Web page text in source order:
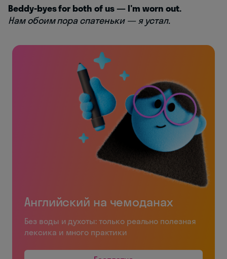
Beddy-byes for both of us — I'm worn out.
Нам обоим пора спатеньки — я устал.
Английский на чемоданах
Без воды и духоты: только реально полезная
лексика и много практики